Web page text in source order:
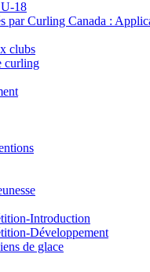
18
par Curling Canada :
clubs
curling
Introduction
Développement
de glace